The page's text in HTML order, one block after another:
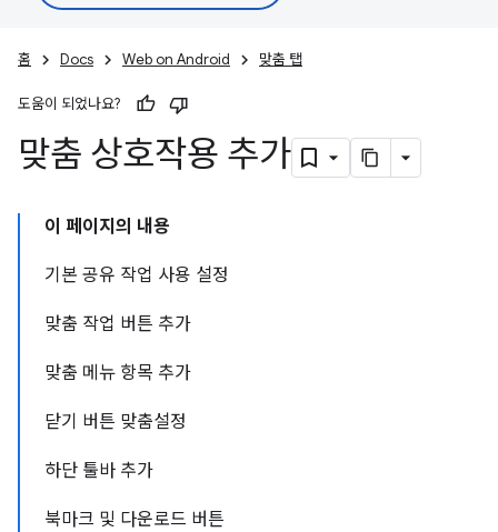
홈 Docs Web on Android 맞춤 탭
도움이 되었나요?
맞춤 상호작용 추가
이 페이지의 내용
기본 공유 작업 사용 설정
맞춤 작업 버튼 추가
맞춤 메뉴 항목 추가
닫기 버튼 맞춤설정
하단 툴바 추가
북마크 및 다운로드 버튼